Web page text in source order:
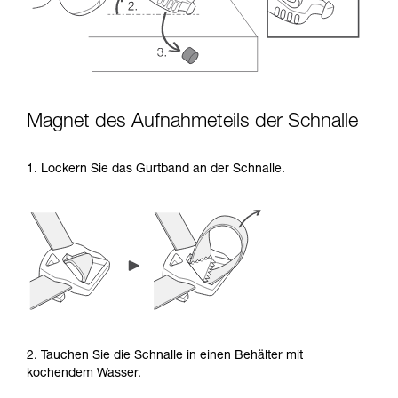
Magnet des Aufnahmeteils der Schnalle
1. Lockern Sie das Gurtband an der Schnalle.
2. Tauchen Sie die Schnalle in einen Behälter mit
kochendem Wasser.